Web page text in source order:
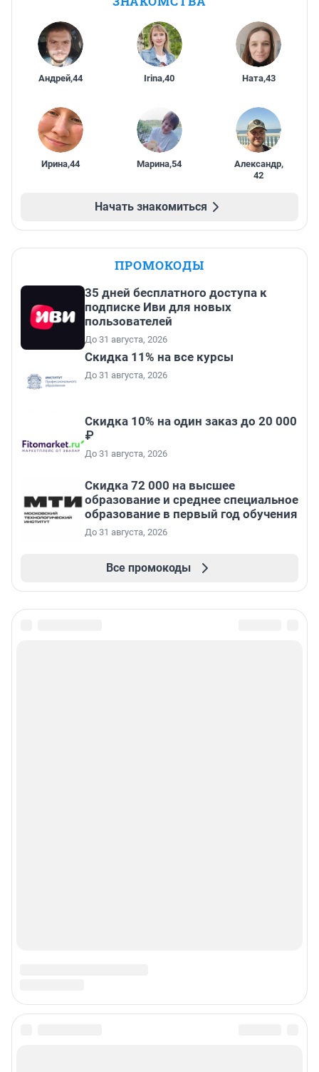
Андрей,44 Irina,40 Ната,43
Ирина,44 Марина,54 Александр,
42
Начать знакомиться
ПРОМОКОДЫ
35 дней бесплатного доступа к
подписке Иви для новых
пользователей
До 31 августа, 2026
Скидка 11% на все курсы
До 31 августа, 2026
Скидка 10% на один заказ до 20 000
₽
До 31 августа, 2026
Скидка 72 000 на высшее
образование и среднее специальное
образование в первый год обучения
До 31 августа, 2026
Все промокоды